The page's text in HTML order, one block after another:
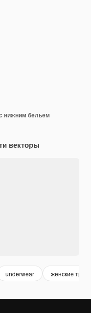
нижним бельем
векторы
underwear женские